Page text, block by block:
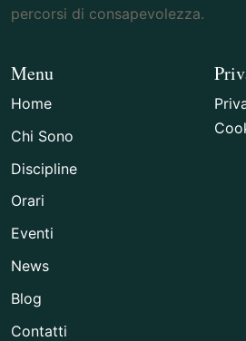
percorsi di consapevolezza.
Menu
Home
Chi Sono
Discipline
Orari
Eventi
News
Blog
Contatti